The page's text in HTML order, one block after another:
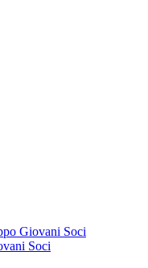
Giovani Soci
Soci